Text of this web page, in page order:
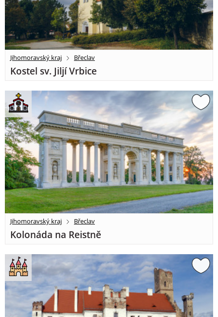
Jihomoravský kraj Břeclav
Kostel sv. Jiljí Vrbice
Jihomoravský kraj Břeclav
Kolonáda na Reistně